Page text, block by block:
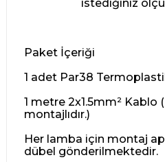
istediğiniz
Paket İçeriği
1 adet Par38
1 metre 2x1.5mm² Kablo
montajlıdır.)
Her lamba için montaj
dübel gönderilmektedir.